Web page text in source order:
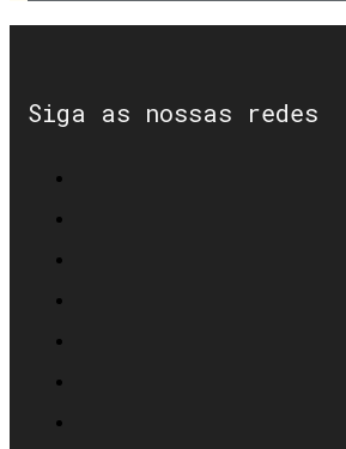
Siga as nossas redes